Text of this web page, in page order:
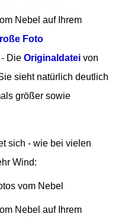
Nebel auf Ihrem
Foto
- DieOriginaldatei von
sieht natürlich deutlich
größer sowie
sich - wie bei vielen
Wind:
Nebel auf Ihrem